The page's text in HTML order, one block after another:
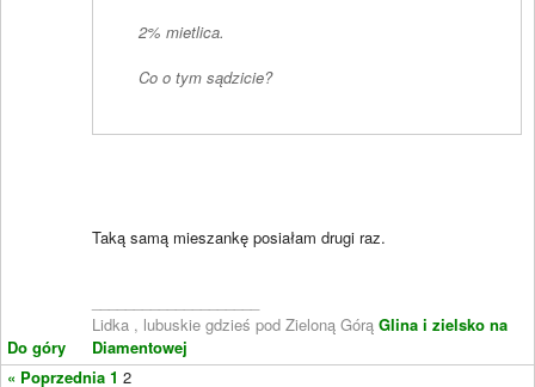
Do góry
2% mietlica.
Co o tym sądzicie?
Taką samą mieszankę posiałam drugi raz.
Lidka , lubuskie gdzieś pod Zieloną Górą Glina i zielsko na
Diamentowej
« Poprzednia 1 2